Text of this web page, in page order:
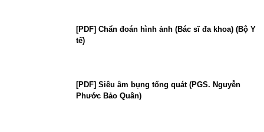
[PDF] Chẩn đoán hình ảnh (Bác sĩ đa khoa) (Bộ Y
tế)
[PDF] Siêu âm bụng tổng quát (PGS. Nguyễn
Phước Bảo Quân)